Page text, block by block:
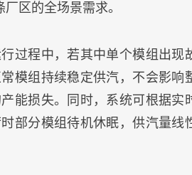
区的全场景需求。
过程中，若其中单个模组出现
模组持续稳定供汽，不会影响
能损失。同时，系统可根据实
部分模组待机休眠，供汽量线